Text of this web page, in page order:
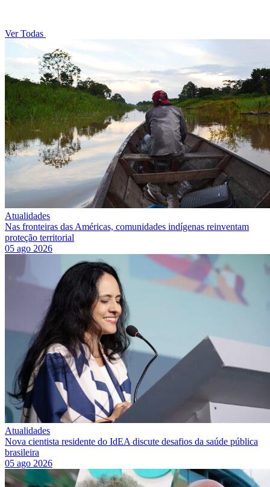
Ver Todas
Atualidades
Nas fronteiras das Américas, comunidades indígenas reinventam
proteção territorial
05 ago 2026
Atualidades
Nova cientista residente do IdEA discute desafios da saúde pública
brasileira
05 ago 2026